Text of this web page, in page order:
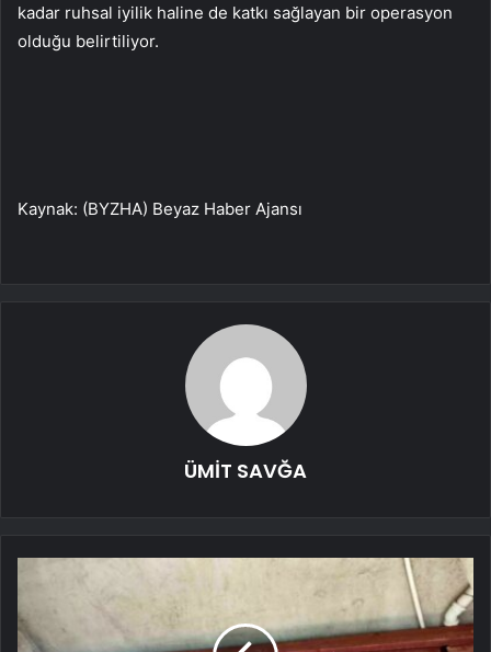
kadar ruhsal iyilik haline de katkı sağlayan bir operasyon
olduğu belirtiliyor.
Kaynak: (BYZHA) Beyaz Haber Ajansı
ÜMİT SAVĞA